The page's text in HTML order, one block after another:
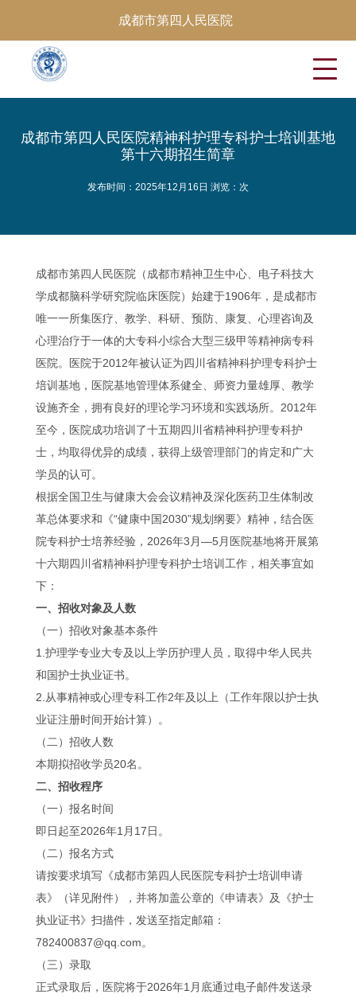
成都市第四人民医院
成都市第四人民医院精神科护理专科护士培训基地
第十六期招生简章
发布时间：2025年12月16日 浏览： 次
成都市第四人民医院（成都市精神卫生中心、电子科技大
学成都脑科学研究院临床医院）始建于1906年，是成都市
唯一一所集医疗、教学、科研、预防、康复、心理咨询及
心理治疗于一体的大专科小综合大型三级甲等精神病专科
医院。医院于2012年被认证为四川省精神科护理专科护士
培训基地，医院基地管理体系健全、师资力量雄厚、教学
设施齐全，拥有良好的理论学习环境和实践场所。2012年
至今，医院成功培训了十五期四川省精神科护理专科护
士，均取得优异的成绩，获得上级管理部门的肯定和广大
学员的认可。
根据全国卫生与健康大会会议精神及深化医药卫生体制改
革总体要求和《“健康中国2030”规划纲要》精神，结合医
院专科护士培养经验，2026年3月—5月医院基地将开展第
十六期四川省精神科护理专科护士培训工作，相关事宜如
下：
一、招收对象及人数
（一）招收对象基本条件
1.护理学专业大专及以上学历护理人员，取得中华人民共
和国护士执业证书。
2.从事精神或心理专科工作2年及以上（工作年限以护士执
业证注册时间开始计算）。
（二）招收人数
本期拟招收学员20名。
二、招收程序
（一）报名时间
即日起至2026年1月17日。
（二）报名方式
请按要求填写《成都市第四人民医院专科护士培训申请
表》（详见附件），并将加盖公章的《申请表》及《护士
执业证书》扫描件，发送至指定邮箱：
782400837@qq.com。
（三）录取
正式录取后，医院将于2026年1月底通过电子邮件发送录